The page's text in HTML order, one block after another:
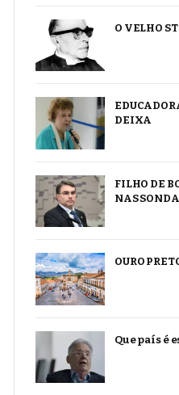
O VELHO
DEIXA
FILHO DE
NAS
OURO
Que país é